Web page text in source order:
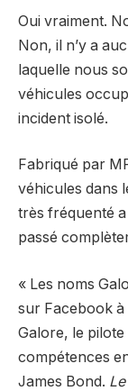
Oui vraiment.
Non, il n’y a
laquelle nous
véhicules
incident isolé.
Fabriqué par
véhicules dans
très fréquenté
passé
« Les noms
sur Facebook à
Galore, le
compétences
James Bond.